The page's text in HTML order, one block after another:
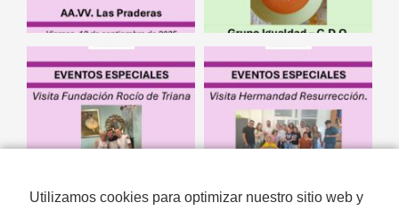
Utilizamos cookies para optimizar nuestro sitio web y